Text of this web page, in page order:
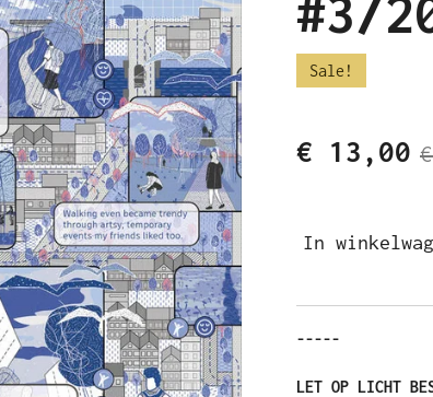
#3/
Sale!
€ 13,00
In
-----
LET OP LICHT